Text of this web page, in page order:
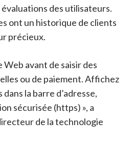
des utilisateurs.
ont un historique de clients
précieux.
Web avant de saisir des
ou de paiement. Affichez
la barre d’adresse,
sécurisée (https) », a
de la technologie